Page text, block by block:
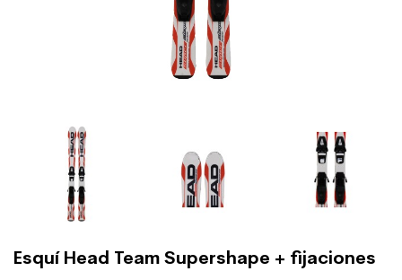
Esquí Head Team Supershape + fijaciones